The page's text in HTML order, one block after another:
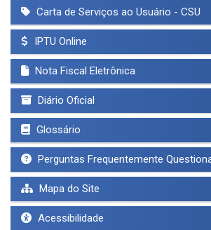
Carta de Serviços ao Usuário - CSU
IPTU Online
Nota Fiscal Eletrônica
Diário Oficial
Glossário
Perguntas Frequentemente
Mapa do Site
Acessibilidade